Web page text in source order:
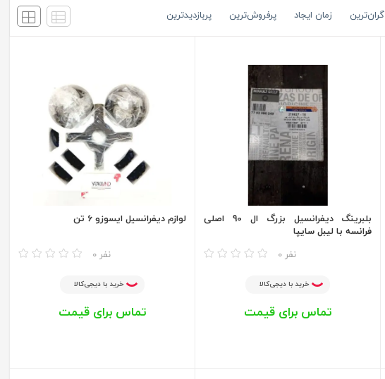
گران‌ترین زمان ایجاد پرفروش‌ترین پربازدید‌ترین
بلبرینگ دیفرانسیل بزرگ ال 90 اصلی
فرانسه با لیبل سایپا
0 نفر
خرید با دیجی‌کالا
تماس برای قیمت
لوازم دیفرانسیل ایسوزو 6 تن
0 نفر
خرید با دیجی‌کالا
تماس برای قیمت